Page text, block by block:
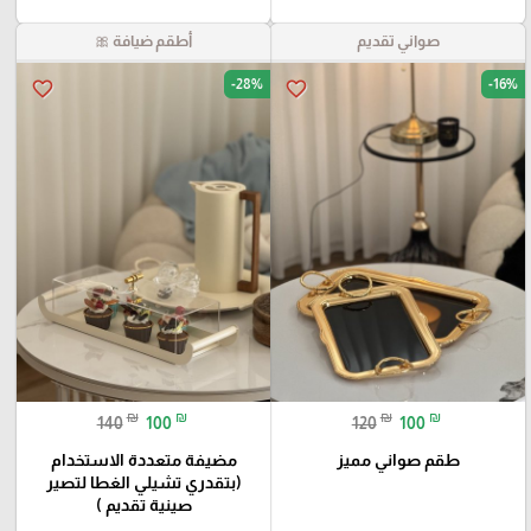
صواني تقديم
favorite_border -16%
120 ₪ 100 ₪
طقم صواني مميز
أطقم ضيافة 🎀
favorite_border -28%
140 ₪ 100 ₪
مضيفة متعددة الاستخدام
(بتقدري تشيلي الغطا لتصير
صينية تقديم )